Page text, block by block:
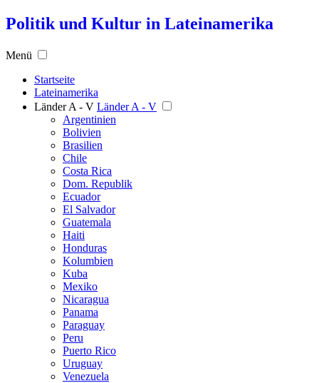
Politik und Kultur in Lateinamerika
Menü
Startseite
Lateinamerika
Länder A - V Länder A - V
Argentinien
Bolivien
Brasilien
Chile
Costa Rica
Dom. Republik
Ecuador
El Salvador
Guatemala
Haiti
Honduras
Kolumbien
Kuba
Mexiko
Nicaragua
Panama
Paraguay
Peru
Puerto Rico
Uruguay
Venezuela